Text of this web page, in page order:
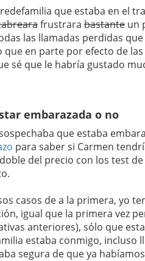
que estaba en el
frustrara bastante un
las llamadas perdidas
que en parte por efecto de
sé que le habría gustado
embarazada o no
que estaba
para saber si Carmen
del precio con los test
casos de a la primera, yo
igual que la primera vez
anteriores), sólo que
estaba conmigo, incluso
segura de que ya